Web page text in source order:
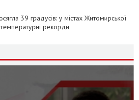
39 градусів: у містах Житомирської
температурні рекорди